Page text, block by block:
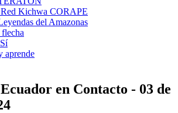
Kichwa CORAPE
del Amazonas
aprende
en Contacto - 03 de